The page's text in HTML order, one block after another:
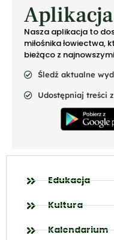
Nasza aplikacja to
miłośnika łowiectwa,
bieżąco z
Śledź aktualne
Udostępniaj treści
Edukacja
Kultura
Kalendarium